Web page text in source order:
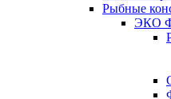
Рыбные
ЭКО